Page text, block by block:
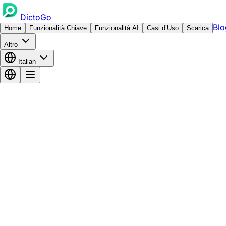
DictoGo
Home Funzionalità Chiave Funzionalità AI Casi d’Uso Scarica
Altro
Italian